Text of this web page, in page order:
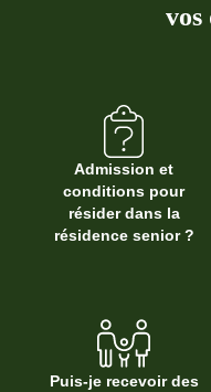
vos
Admission et
conditions pour
résider dans la
résidence senior ?
Puis-je recevoir des